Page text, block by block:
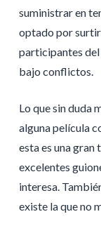
suministrar en
optado por
participantes
bajo conflictos.
Lo que sin duda
alguna película
esta es una
excelentes
interesa.
existe la que no